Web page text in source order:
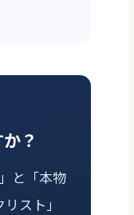
？
と「本物
スト」